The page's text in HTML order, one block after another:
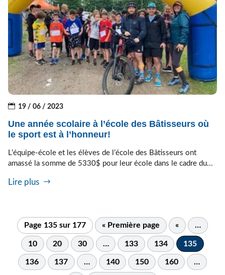
19 / 06 / 2023
Une année scolaire à l’école des Bâtisseurs où
le sport est à l’honneur!
L’équipe-école et les élèves de l’école des Bâtisseurs ont
amassé la somme de 5330$ pour leur école dans le cadre du...
Lire plus
Page 135 sur 177 « Première page « …
10 20 30 … 133 134 135
136 137 … 140 150 160 …